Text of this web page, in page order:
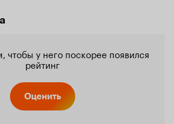
чтобы у него поскорее появился
рейтинг
Оценить